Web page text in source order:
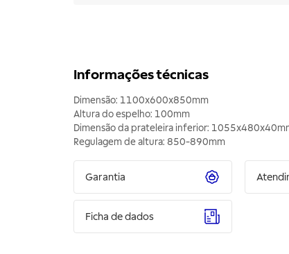
Informações técnicas
Dimensão: 1100x600x850mm
Altura do espelho: 100mm
Dimensão da prateleira inferior:
Regulagem de altura: 850-890mm
Garantia
Ficha de dados